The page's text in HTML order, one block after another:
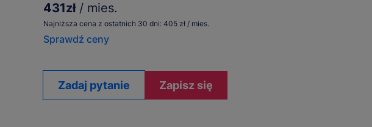
431zł / mies.
Najniższa cena z ostatnich 30 dni: 405 zł / mies.
Sprawdź ceny
Zadaj pytanie Zapisz się